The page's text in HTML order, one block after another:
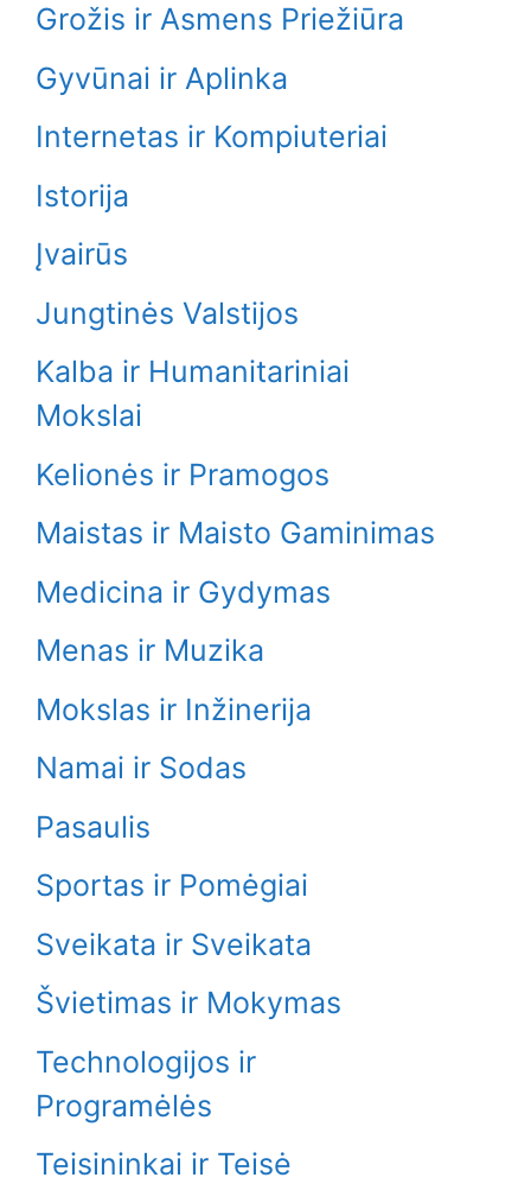
Grožis ir Asmens Priežiūra
Gyvūnai ir Aplinka
Internetas ir Kompiuteriai
Istorija
Įvairūs
Jungtinės Valstijos
Kalba ir Humanitariniai
Mokslai
Kelionės ir Pramogos
Maistas ir Maisto Gaminimas
Medicina ir Gydymas
Menas ir Muzika
Mokslas ir Inžinerija
Namai ir Sodas
Pasaulis
Sportas ir Pomėgiai
Sveikata ir Sveikata
Švietimas ir Mokymas
Technologijos ir
Programėlės
Teisininkai ir Teisė